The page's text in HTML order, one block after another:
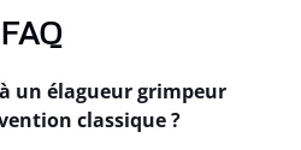
FAQ
un élagueur grimpeur
classique ?